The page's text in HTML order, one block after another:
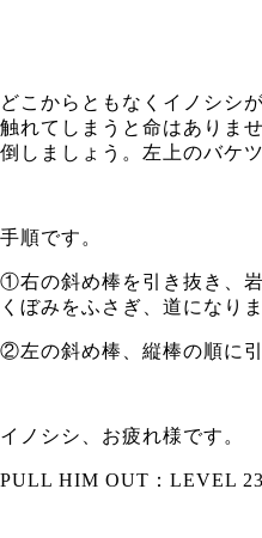
どこからともなくイノシシ
触れてしまうと命はありま
倒しましょう。左上のバケ
手順です。
①右の斜め棒を引き抜き、
くぼみをふさぎ、道になりま
②左の斜め棒、縦棒の順に引
イノシシ、お疲れ様です。
PULL HIM OUT：LEVEL 23